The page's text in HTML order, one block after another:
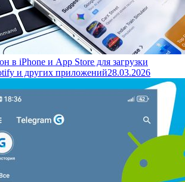
в iPhone и App Store для загрузки
и других приложений28.03.2026